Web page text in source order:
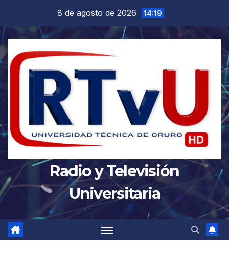
contenido
8 de agosto de 2026 14:19
Radio y Televisión
Universitaria